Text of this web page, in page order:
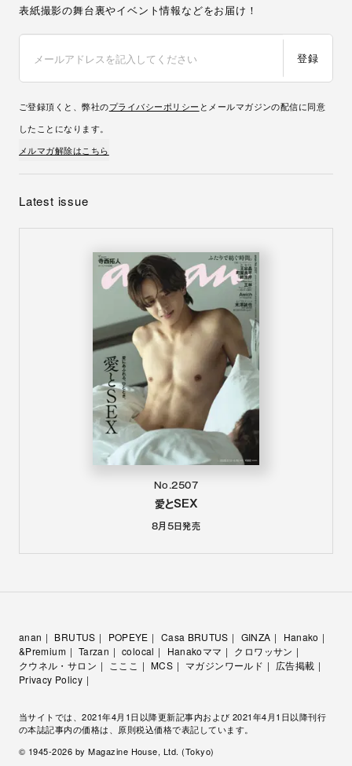
表紙撮影の舞台裏やイベント情報などをお届け！
登録
ご登録頂くと、弊社のプライバシーポリシー とメールマガジンの配信に同意
したことになります。
メルマガ解除はこちら
Latest issue
No.2507
愛とSEX
8月5日発売
anan BRUTUS POPEYE Casa BRUTUS GINZA
Hanako
&Premium
Tarzan colocal Hanakoママ
クロワッサン
クウネル・サロン
こここ MCS マガジンワールド
広告掲載
Privacy Policy
当サイトでは、2021年4月1日以降更新記事内および 2021年4月1日以降刊行
の本誌記事内の価格は、原則税込価格で表記しています。
© 1945-2026 by Magazine House, Ltd. (Tokyo)